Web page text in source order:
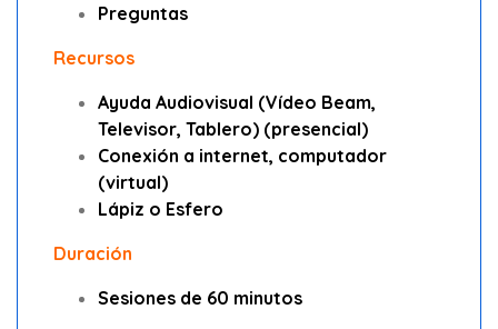
Preguntas
Recursos
Ayuda Audiovisual (Vídeo Beam,
Televisor, Tablero) (presencial)
Conexión a internet, computador
(virtual)
Lápiz o Esfero
Duración
Sesiones de 60 minutos